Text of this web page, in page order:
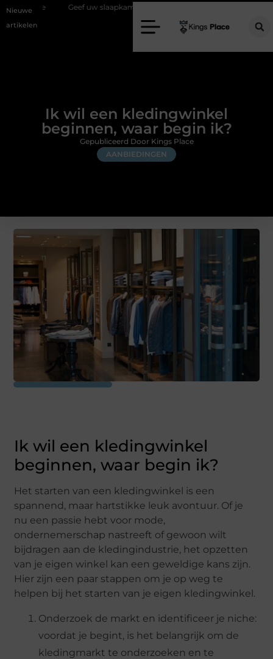
Nieuwe
artikelen
Geef uw slaapkamer een upgrade met interieuradvies Zwolle
Ik wil een kledingwinkel
beginnen, waar begin ik?
AANBIEDINGEN
Gepubliceerd Door Kings Place
Ik wil een kledingwinkel
beginnen, waar begin ik?
Het starten van een kledingwinkel is een
spannend, maar hartstikke leuk avontuur. Of je
nu een passie hebt voor mode,
ondernemerschap nastreeft of gewoon wilt
bijdragen aan de kledingindustrie, het opzetten
van je eigen winkel kan een geweldige kans zijn.
Hier zijn een paar stappen om je op weg te
helpen bij het starten van je eigen kledingwinkel.
Onderzoek de markt en identificeer je niche:
voordat je begint, is het belangrijk om de
kledingmarkt te onderzoeken en te